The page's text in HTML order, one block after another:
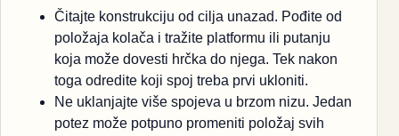
Čitajte konstrukciju od cilja unazad. Pođite od
položaja kolača i tražite platformu ili putanju
koja može dovesti hrčka do njega. Tek nakon
toga odredite koji spoj treba prvi ukloniti.
Ne uklanjajte više spojeva u brzom nizu. Jedan
potez može potpuno promeniti položaj svih